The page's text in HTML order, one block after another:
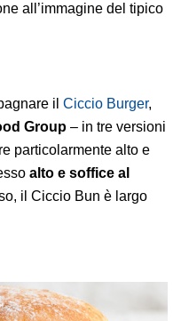
all’immagine del tipico
il Ciccio Burger,
Group – in tre versioni
particolarmente alto e
alto e soffice al
il Ciccio Bun è largo